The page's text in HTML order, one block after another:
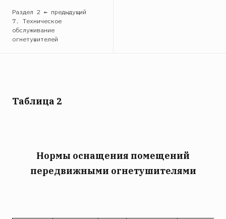
Раздел 2 ← предыдущий
7. Техническое
обслуживание
огнетушителей
Таблица 2
Нормы оснащения помещений
передвижными огнетушителями